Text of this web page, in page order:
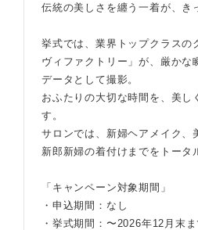
伝統の美しさを纏う一着が、き
挙式では、業界トップクラスの
ヴィファクトリー」が、厳かな
データとして撮影。
おふたりの大切な時間を、美し
す。
サロンでは、新婦ヘアメイク、
新郎新婦の着付けまでをトータ
「キャンペーン対象期間」
・申込期間：なし
・挙式期間：〜2026年12月末ま